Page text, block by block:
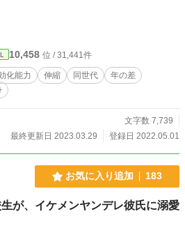
10,458 位 / 31,441件
化能力 伸縮 同世代
年の差
文字数 7,739
最終更新日 2023.03.29
登録日 2022.05.01
お気に入り追加 183
が、イケメンヤンデレ彼氏に溺愛